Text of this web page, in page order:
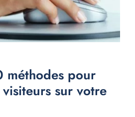
méthodes pour
sur votre